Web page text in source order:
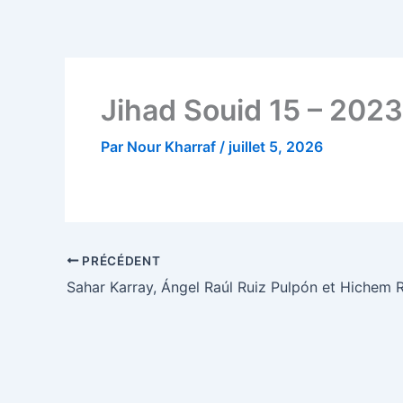
Jihad Souid 15 – 2023
Par Nour Kharraf / juillet 5, 2026
PRÉCÉDENT